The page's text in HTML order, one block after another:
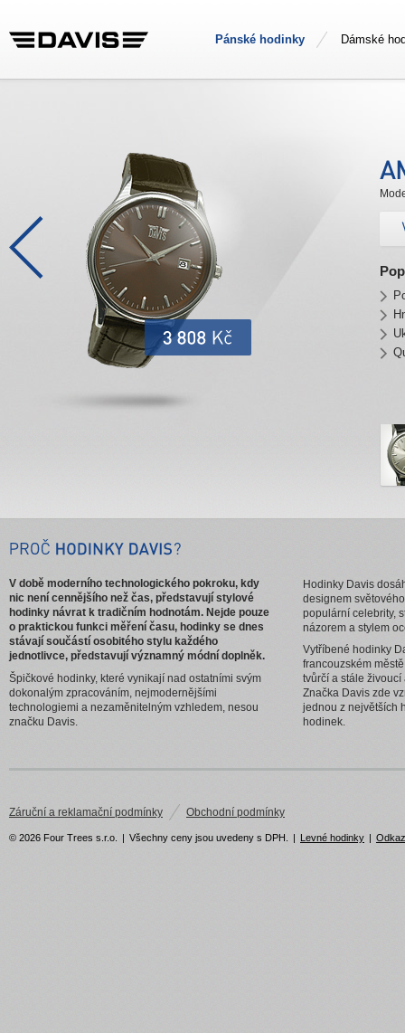
Pánské hodinky Dámské
V době moderního technologického pokroku, kdy
nic není cennějšího než čas, představují stylové
hodinky návrat k tradičním hodnotám. Nejde pouze
o praktickou funkci měření času, hodinky se dnes
stávají součástí osobitého stylu každého
jednotlivce, představují významný módní doplněk.
Špičkové hodinky, které vynikají nad ostatními svým
dokonalým zpracováním, nejmodernějšími
technologiemi a nezaměnitelným vzhledem, nesou
značku Davis.
Hodinky Davis
designem
populární celebrity,
názorem a stylem
Vytříbené hodinky
francouzském
tvůrčí a stále
Značka Davis zde
jednou z největších
hodinek.
Záruční a reklamační podmínky Obchodní podmínky
© 2026 Four Trees s.r.o. Všechny ceny jsou uvedeny s DPH. Levné hodinky